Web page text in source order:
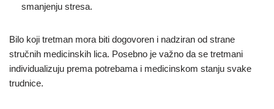
smanjenju stresa.
Bilo koji tretman mora biti dogovoren i nadziran od strane
stručnih medicinskih lica. Posebno je važno da se tretmani
individualizuju prema potrebama i medicinskom stanju svake
trudnice.